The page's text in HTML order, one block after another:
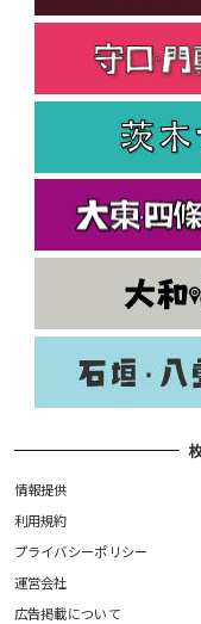
情報提供
利用規約
プライバシーポリシー
運営会社
広告掲載について